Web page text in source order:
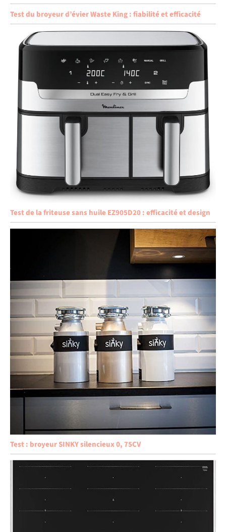
Test du broyeur d’évier Waste King : fiabilité et efficacité
Test de la friteuse sans huile EZ905D20 : efficacité et design
Test : broyeur SINKY silencieux 0, 75CV